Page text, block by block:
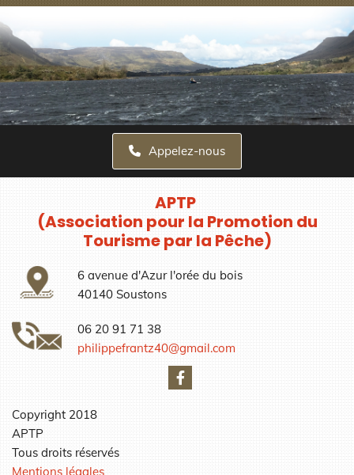
Appelez-nous
APTP
(Association pour la Promotion du
Tourisme par la Pêche)
6 avenue d'Azur l'orée du bois
40140 Soustons
06 20 91 71 38
philippefrantz40@gmail.com
Copyright 2018
APTP
Tous droits réservés
Mentions légales